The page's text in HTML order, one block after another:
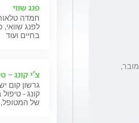
פנג שווי
חמדה
לפנג שוואי,
בחיים ועוד
צ'י קונג -
גרשון קום
קונג -
של המטופל,